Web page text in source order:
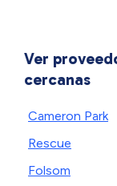
Ver
cercanas
Cameron Park
Rescue
Folsom